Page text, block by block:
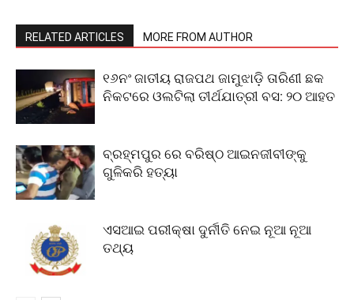
RELATED ARTICLES MORE FROM AUTHOR
୧୬ନଂ ଜାତୀୟ ରାଜପଥ ଜାମୁଝାଡ଼ି ତାରିଣୀ ଛକ
ନିକଟରେ ଓଲଟିଲା ତୀର୍ଥଯାତ୍ରୀ ବସ: ୨୦ ଆହତ
ବ୍ରହ୍ମପୁର ରେ ବରିଷ୍ଠ ଆଇନଜୀବୀଙ୍କୁ
ଗୁଳିକରି ହତ୍ୟା
ଏସଆଇ ପରୀକ୍ଷା ଦୁର୍ନୀତି ନେଇ ନୂଆ ନୂଆ
ତଥ୍ୟ